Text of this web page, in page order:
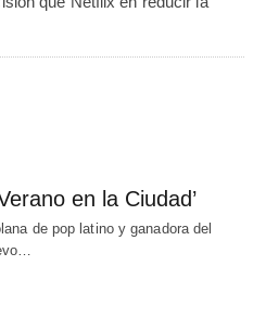
en la Ciudad’
de pop latino y ganadora del